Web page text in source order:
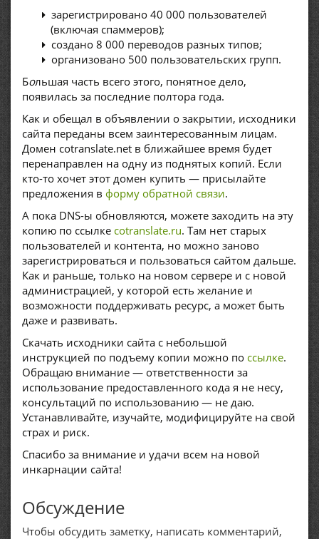
зарегистрировано 40 000 пользователей
(включая спаммеров);
создано 8 000 переводов разных типов;
организовано 500 пользовательских групп.
Большая часть всего этого, понятное дело,
появилась за последние полтора года.
Как и обещал в объявлении о закрытии, исходники
сайта переданы всем заинтересованным лицам.
Домен cotranslate.net в ближайшее время будет
перенаправлен на одну из поднятых копий. Если
кто-то хочет этот домен купить — присылайте
предложения в форму обратной связи.
А пока DNS-ы обновляются, можете заходить на эту
копию по ссылке cotranslate.ru. Там нет старых
пользователей и контента, но можно заново
зарегистрироваться и пользоваться сайтом дальше.
Как и раньше, только на новом сервере и с новой
администрацией, у которой есть желание и
возможности поддерживать ресурс, а может быть
даже и развивать.
Скачать исходники сайта с небольшой
инструкцией по подъему копии можно по ссылке.
Обращаю внимание — ответственности за
использование предоставленного кода я не несу,
консультаций по использованию — не даю.
Устанавливайте, изучайте, модифицируйте на свой
страх и риск.
Спасибо за внимание и удачи всем на новой
инкарнации сайта!
Обсуждение
Чтобы обсудить заметку, написать комментарий,